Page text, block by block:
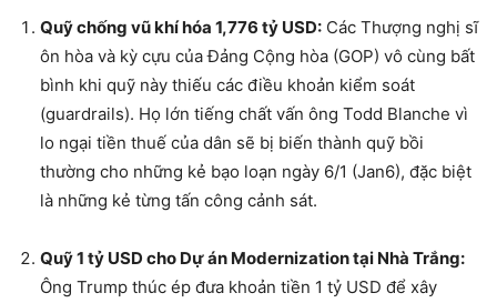
Quỹ chống vũ khí hóa 1,776 tỷ USD: Các Thượng nghị sĩ
ôn hòa và kỳ cựu của Đảng Cộng hòa (GOP) vô cùng bất
bình khi quỹ này thiếu các điều khoản kiểm soát
(guardrails). Họ lớn tiếng chất vấn ông Todd Blanche vì
lo ngại tiền thuế của dân sẽ bị biến thành quỹ bồi
thường cho những kẻ bạo loạn ngày 6/1 (Jan6), đặc biệt
là những kẻ từng tấn công cảnh sát.
Quỹ 1 tỷ USD cho Dự án Modernization tại Nhà Trắng:
Ông Trump thúc ép đưa khoản tiền 1 tỷ USD để xây